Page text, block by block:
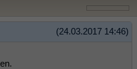
(24.03.2017 14:46)